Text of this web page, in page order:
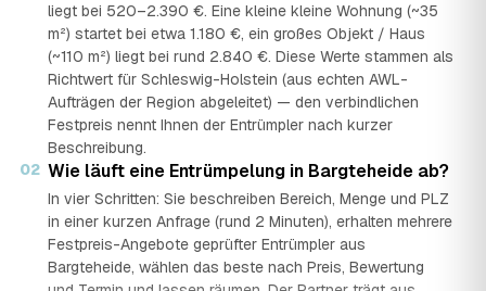
liegt bei 520–2.390 €. Eine kleine kleine Wohnung (~35
m²) startet bei etwa 1.180 €, ein großes Objekt / Haus
(~110 m²) liegt bei rund 2.840 €. Diese Werte stammen als
Richtwert für Schleswig-Holstein (aus echten AWL-
Aufträgen der Region abgeleitet) — den verbindlichen
Festpreis nennt Ihnen der Entrümpler nach kurzer
Beschreibung.
02 Wie läuft eine Entrümpelung in Bargteheide ab?
In vier Schritten: Sie beschreiben Bereich, Menge und PLZ
in einer kurzen Anfrage (rund 2 Minuten), erhalten mehrere
Festpreis-Angebote geprüfter Entrümpler aus
Bargteheide, wählen das beste nach Preis, Bewertung